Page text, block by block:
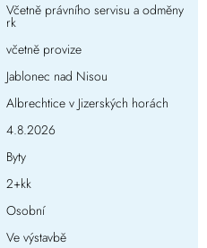
Včetně právního servisu a odměny
rk
včetně provize
Jablonec nad Nisou
Albrechtice v Jizerských horách
4.8.2026
Byty
2+kk
Osobní
Ve výstavbě